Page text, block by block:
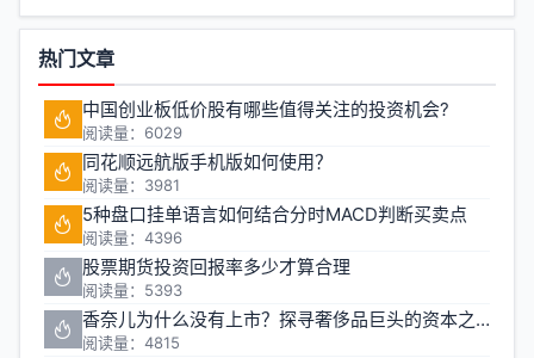
热门文章
中国创业板低价股有哪些值得关注的投资机会?
阅读量：6029
同花顺远航版手机版如何使用？
阅读量：3981
5种盘口挂单语言如何结合分时MACD判断买卖点
阅读量：4396
股票期货投资回报率多少才算合理
阅读量：5393
香奈儿为什么没有上市？探寻奢侈品巨头的资本之路
阅读量：4815